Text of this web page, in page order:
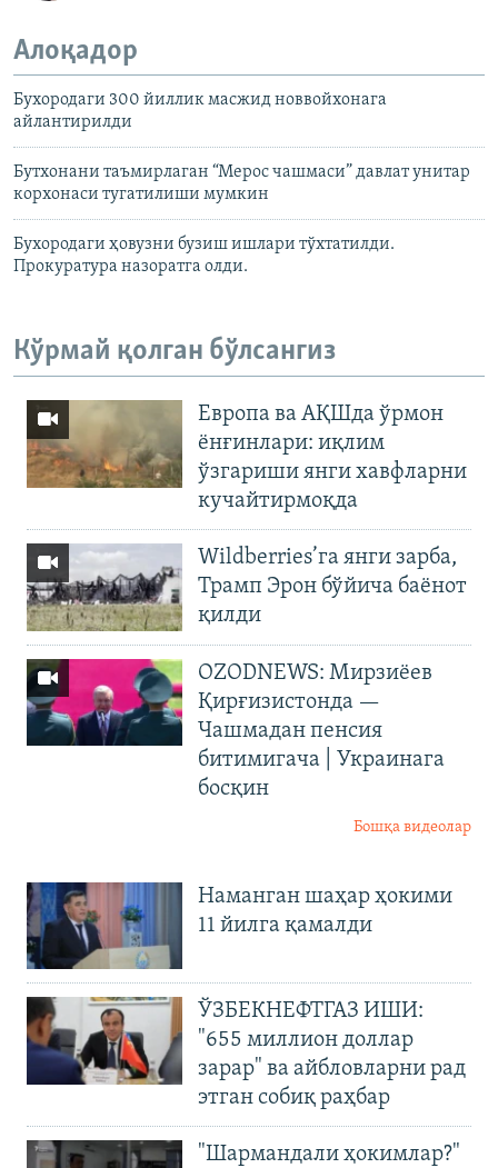
Алоқадор
Бухородаги 300 йиллик масжид новвойхонага
айлантирилди
Бутхонани таъмирлаган “Мерос чашмаси” давлат унитар
корхонаси тугатилиши мумкин
Бухородаги ҳовузни бузиш ишлари тўхтатилди.
Прокуратура назоратга олди.
Кўрмай қолган бўлсангиз
Европа ва АҚШда ўрмон
ёнғинлари: иқлим
ўзгариши янги хавфларни
кучайтирмоқда
Wildberries’га янги зарба,
Трамп Эрон бўйича баёнот
қилди
OZODNEWS: Мирзиёев
Қирғизистонда —
Чашмадан пенсия
битимигача | Украинага
босқин
Бошқа видеолар
Наманган шаҳар ҳокими
11 йилга қамалди
ЎЗБЕКНЕФТГАЗ ИШИ:
"655 миллион доллар
зарар" ва айбловларни рад
этган собиқ раҳбар
"Шармандали ҳокимлар?"